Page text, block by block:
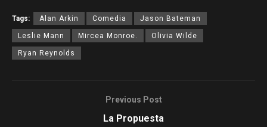
Tags: Alan Arkin Comedia Jason Bateman
Leslie Mann Mircea Monroe. Olivia Wilde
Ryan Reynolds
Previous Post
La Propuesta